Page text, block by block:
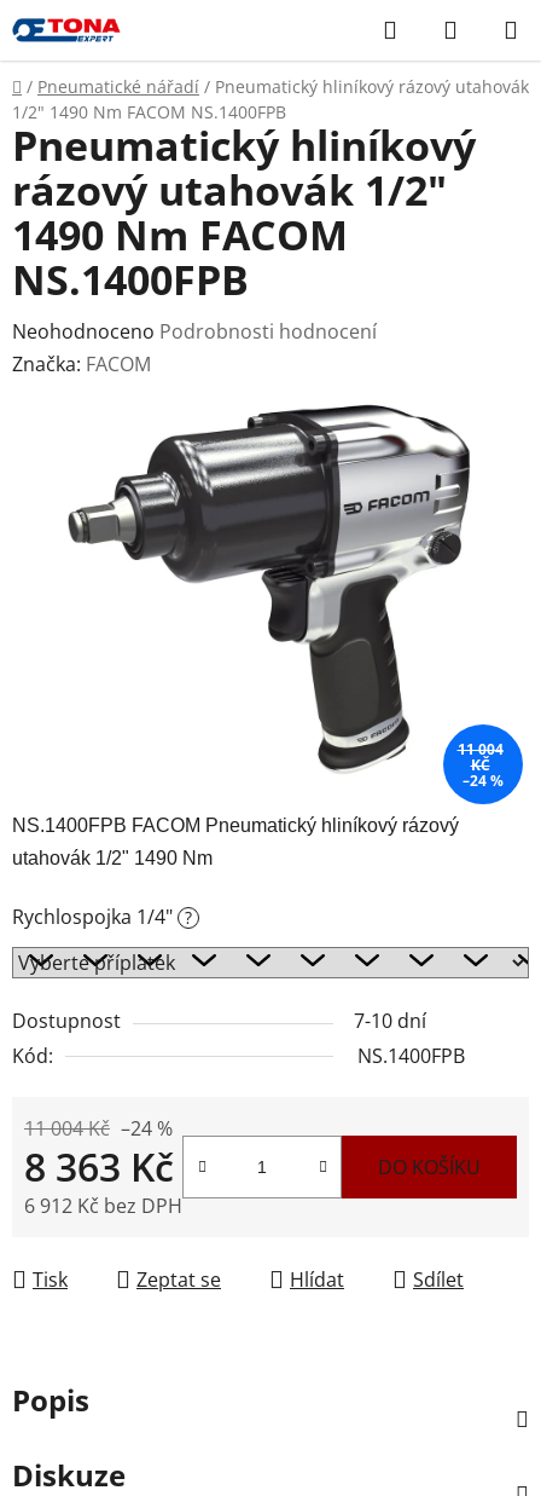
Přejít
na
obsah
Hledat
KOŠÍK
Domů
/ Pneumatické nářadí / Pneumatický hliníkový rázový utahovák
1/2" 1490 Nm FACOM NS.1400FPB
NS.1400FPB FACOM Pneumatický hliníkový rázový
utahovák 1/2" 1490 Nm
Rychlospojka 1/4" ?
Dostupnost
7-10 dní
Kód:
NS.1400FPB
11 004 Kč –24 %
8 363 Kč
6 912 Kč bez DPH
DO KOŠÍKU
Tisk Zeptat se Hlídat Sdílet
Pneumatický hliníkový
rázový utahovák 1/2"
1490 Nm FACOM
NS.1400FPB
Průměrné
hodnocení
Neohodnoceno Podrobnosti hodnocení
Značka: FACOM
11 004
KČ
–24 %
Popis
Diskuze